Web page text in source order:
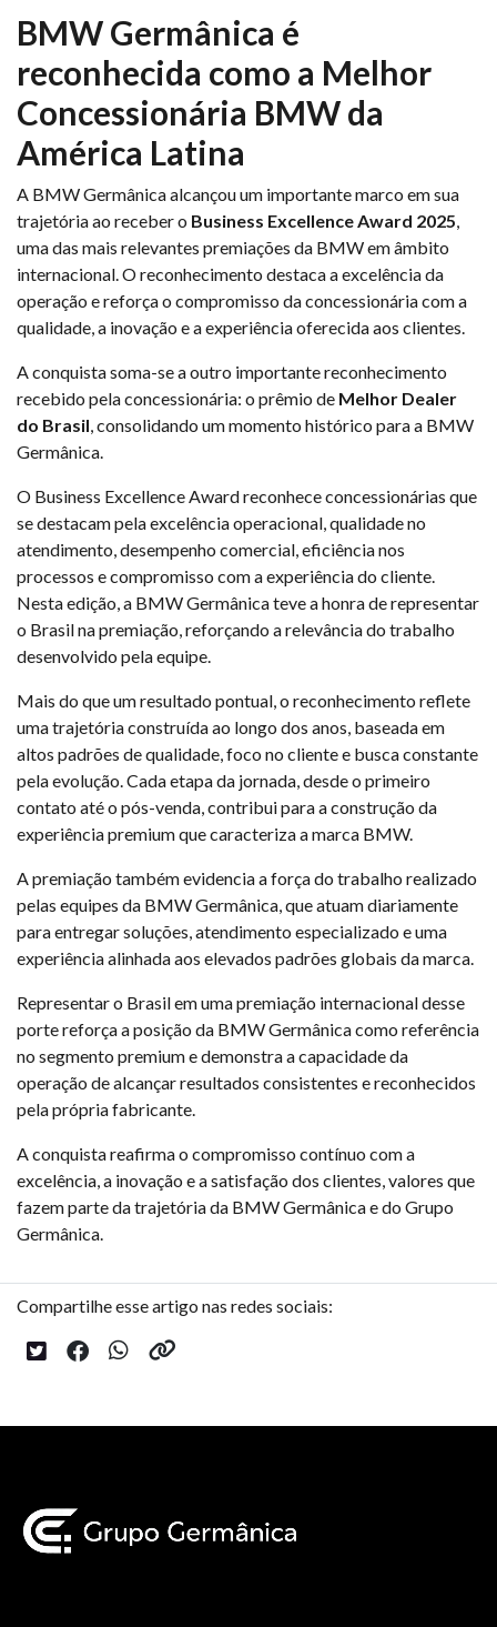
BMW Germânica é
reconhecida como a Melhor
Concessionária BMW da
América Latina
A BMW Germânica alcançou um importante marco em sua
trajetória ao receber o Business Excellence Award 2025
uma das mais relevantes premiações da BMW em âmbito
internacional. O reconhecimento destaca a excelência da
operação e reforça o compromisso da concessionária com a
qualidade, a inovação e a experiência oferecida aos clientes.
A conquista soma-se a outro importante reconhecimento
recebido pela concessionária: o prêmio de Melhor Dealer
do Brasil , consolidando um momento histórico para a BMW
Germânica.
O Business Excellence Award reconhece concessionárias que
se destacam pela excelência operacional, qualidade no
atendimento, desempenho comercial, eficiência nos
processos e compromisso com a experiência do cliente.
Nesta edição, a BMW Germânica teve a honra de representar
o Brasil na premiação, reforçando a relevância do trabalho
desenvolvido pela equipe.
Mais do que um resultado pontual, o reconhecimento reflete
uma trajetória construída ao longo dos anos, baseada em
altos padrões de qualidade, foco no cliente e busca constante
pela evolução. Cada etapa da jornada, desde o primeiro
contato até o pós-venda, contribui para a construção da
experiência premium que caracteriza a marca BMW.
A premiação também evidencia a força do trabalho realizado
pelas equipes da BMW Germânica, que atuam diariamente
para entregar soluções, atendimento especializado e uma
experiência alinhada aos elevados padrões globais da marca.
Representar o Brasil em uma premiação internacional desse
porte reforça a posição da BMW Germânica como referência
no segmento premium e demonstra a capacidade da
operação de alcançar resultados consistentes e reconhecidos
pela própria fabricante.
A conquista reafirma o compromisso contínuo com a
excelência, a inovação e a satisfação dos clientes, valores que
fazem parte da trajetória da BMW Germânica e do Grupo
Germânica.
Compartilhe esse artigo nas redes sociais: